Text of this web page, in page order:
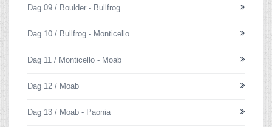
Dag 09 / Boulder - Bullfrog
Dag 10 / Bullfrog - Monticello
Dag 11 / Monticello - Moab
Dag 12 / Moab
Dag 13 / Moab - Paonia